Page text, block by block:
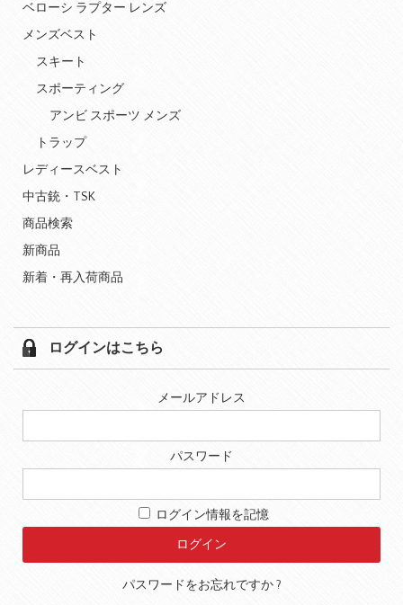
ベローシ ラプター レンズ
メンズベスト
スキート
スポーティング
アンビ スポーツ メンズ
トラップ
レディースベスト
中古銃・TSK
商品検索
新商品
新着・再入荷商品
ログインはこちら
メールアドレス
パスワード
ログイン情報を記憶
パスワードをお忘れですか ?